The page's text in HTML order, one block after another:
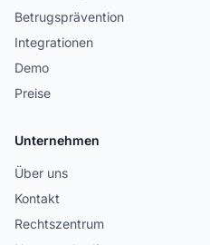
Betrugsprävention
Integrationen
Demo
Preise
Unternehmen
Über uns
Kontakt
Rechtszentrum